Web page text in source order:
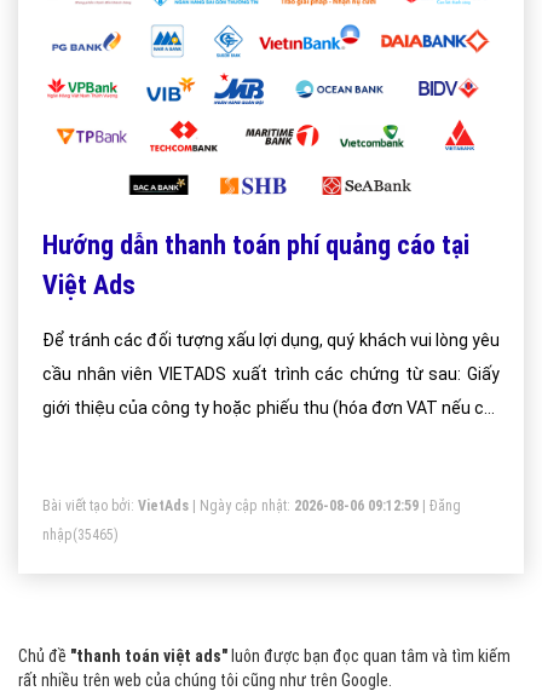
Hướng dẫn thanh toán phí quảng cáo tại
Việt Ads
Để tránh các đối tượng xấu lợi dụng, quý khách vui lòng yêu
cầu nhân viên VIETADS xuất trình các chứng từ sau: Giấy
giới thiệu của công ty hoặc phiếu thu (hóa đơn VAT nếu có)
Bài viết tạo bởi: VietAds | Ngày cập nhật: 2026-08-06 09:12:59
Đăng
nhập(35465)
Chủ đề "thanh toán việt ads" luôn được bạn đọc quan tâm và tìm kiếm
rất nhiều trên web của chúng tôi cũng như trên Google.